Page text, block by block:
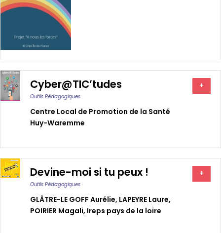
Cyber@TIC’tudes
Outils Pédagogiques
Centre Local de Promotion de la Santé
Huy-Waremme
+
Devine-moi si tu peux !
Outils Pédagogiques
GLÂTRE-LE GOFF Aurélie, LAPEYRE Laure,
POIRIER Magali, Ireps pays de la loire
+